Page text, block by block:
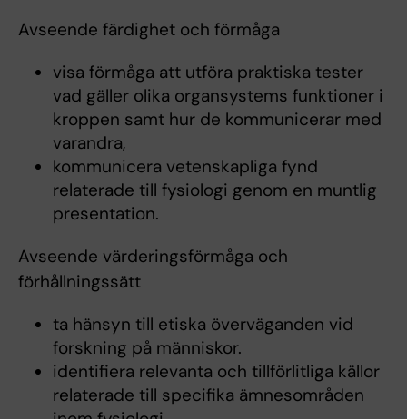
Avseende färdighet och förmåga
visa förmåga att utföra praktiska tester
vad gäller olika organsystems funktioner i
kroppen samt hur de kommunicerar med
varandra,
kommunicera vetenskapliga fynd
relaterade till fysiologi genom en muntlig
presentation.
Avseende värderingsförmåga och
förhållningssätt
ta hänsyn till etiska överväganden vid
forskning på människor.
identifiera relevanta och tillförlitliga källor
relaterade till specifika ämnesområden